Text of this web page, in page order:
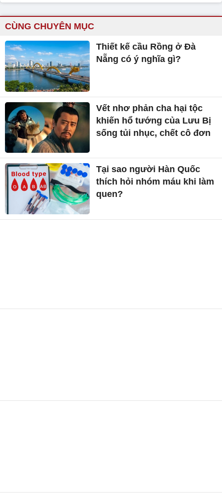
CÙNG CHUYÊN MỤC
Thiết kế cầu Rồng ở Đà
Nẵng có ý nghĩa gì?
Vết nhơ phản cha hại tộc
khiến hổ tướng của Lưu Bị
sống tủi nhục, chết cô đơn
Tại sao người Hàn Quốc
thích hỏi nhóm máu khi làm
quen?